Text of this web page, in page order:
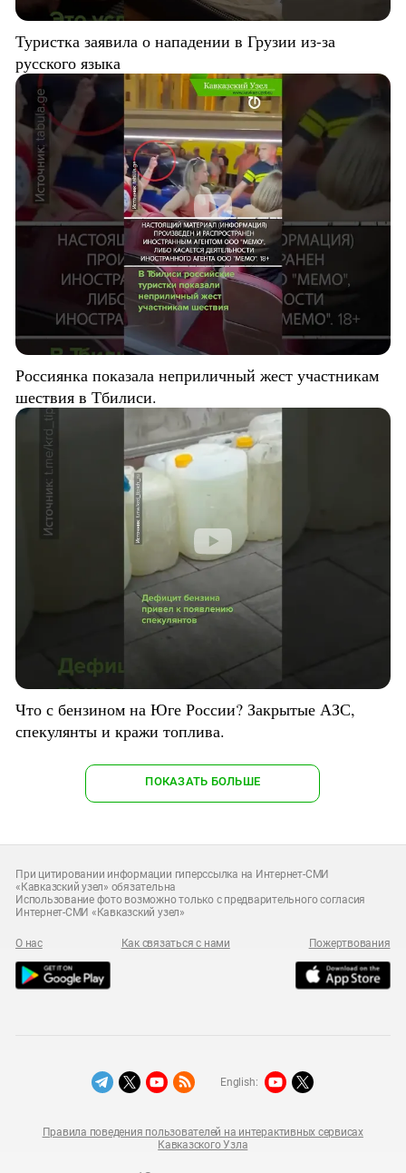
Туристка заявила о нападении в Грузии из-за
русского языка
Россиянка показала неприличный жест участникам
шествия в Тбилиси.
Что с бензином на Юге России? Закрытые АЗС,
спекулянты и кражи топлива.
ПОКАЗАТЬ БОЛЬШЕ
При цитировании информации гиперссылка на Интернет-СМИ
«Кавказский узел» обязательна
Использование фото возможно только с предварительного согласия
Интернет-СМИ «Кавказский узел»
О нас Как связаться с нами Пожертвования
Правила поведения пользователей на интерактивных сервисах
Кавказского Узла
English: